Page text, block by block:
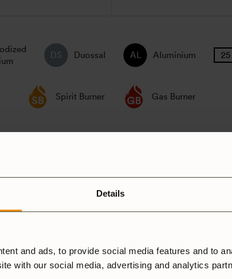
Details
and ads, to provide social media features and to
with our social media, advertising and analytics
Duossal Aluminium
Spirit Burner Gas Burner
3
2